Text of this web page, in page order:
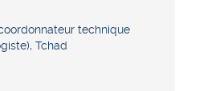
technique
Tchad